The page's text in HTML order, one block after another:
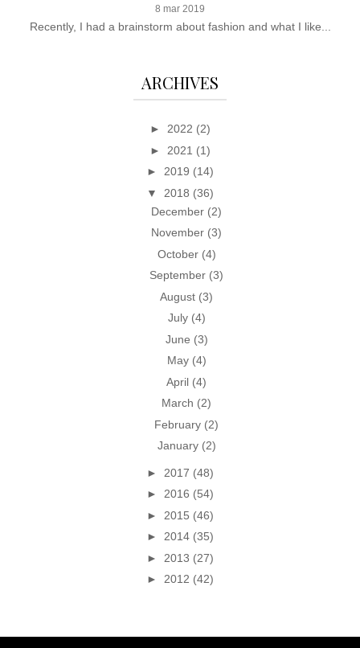
8 mar 2019
Recently, I had a brainstorm about fashion and what I like...
ARCHIVES
► 2022 (2)
► 2021 (1)
► 2019 (14)
▼ 2018 (36)
December (2)
November (3)
October (4)
September (3)
August (3)
July (4)
June (3)
May (4)
April (4)
March (2)
February (2)
January (2)
► 2017 (48)
► 2016 (54)
► 2015 (46)
► 2014 (35)
► 2013 (27)
► 2012 (42)